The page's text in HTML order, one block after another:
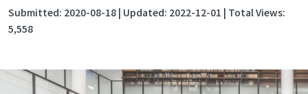
Submitted: 2020-08-18 | Updated: 2022-12-01 | Total Views:
5,558